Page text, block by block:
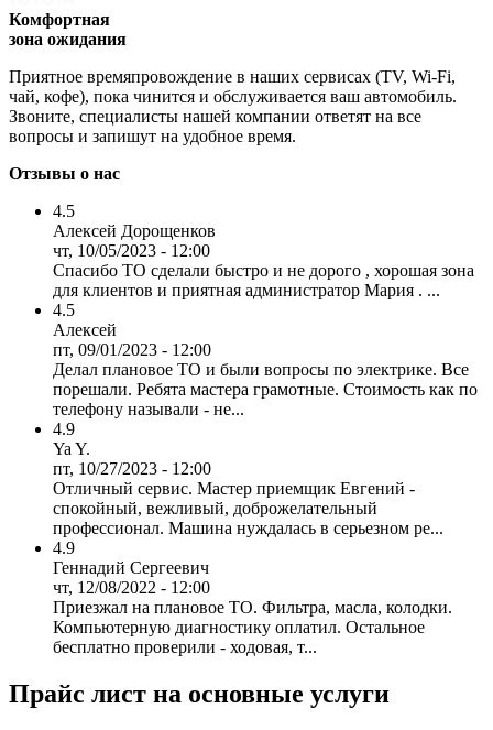
Комфортная
зона ожидания
Приятное времяпровождение в наших сервисах (TV, Wi-Fi,
чай, кофе), пока чинится и обслуживается ваш автомобиль.
Звоните, специалисты нашей компании ответят на все
вопросы и запишут на удобное время.
Отзывы о нас
4.5
Алексей Дорощенков
чт, 10/05/2023 - 12:00
Спасибо ТО сделали быстро и не дорого , хорошая зона
для клиентов и приятная администратор Мария . ...
4.5
Алексей
пт, 09/01/2023 - 12:00
Делал плановое ТО и были вопросы по электрике. Все
порешали. Ребята мастера грамотные. Стоимость как по
телефону называли - не...
4.9
Ya Y.
пт, 10/27/2023 - 12:00
Отличный сервис. Мастер приемщик Евгений -
спокойный, вежливый, доброжелательный
профессионал. Машина нуждалась в серьезном ре...
4.9
Геннадий Сергеевич
чт, 12/08/2022 - 12:00
Приезжал на плановое ТО. Фильтра, масла, колодки.
Компьютерную диагностику оплатил. Остальное
бесплатно проверили - ходовая, т...
Прайс лист на основные услуги